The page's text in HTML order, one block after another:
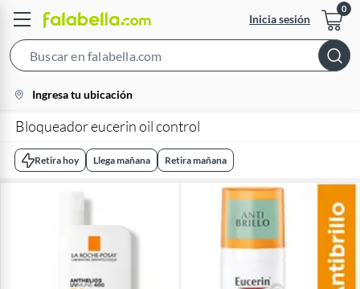
Inicia sesión
Bar
location-
icon
Ingresa tu ubicación
Bloqueador eucerin oil control
Retira hoy Llega mañana Retira mañana